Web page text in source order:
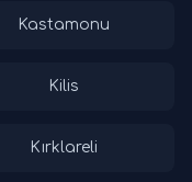
Kastamonu
Kilis
Kırklareli